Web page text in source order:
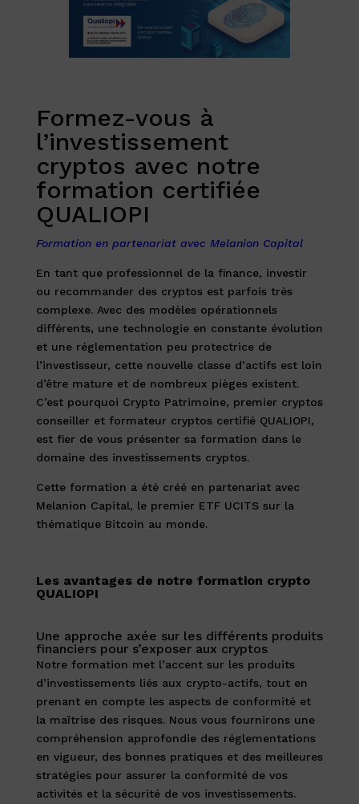
Formez-vous à
l’investissement
cryptos avec notre
formation certifiée
QUALIOPI
Formation en partenariat avec Melanion Capital
En tant que professionnel de la finance, investir
ou recommander des cryptos est parfois très
complexe. Avec des modèles opérationnels
différents, une technologie en constante évolution
et une réglementation peu protectrice de
l’investisseur, cette nouvelle classe d’actifs est loin
d’être mature et de nombreux pièges existent.
C’est pourquoi Crypto Patrimoine, premier cryptos
conseiller et formateur cryptos certifié QUALIOPI,
est fier de vous présenter sa formation dans le
domaine des investissements cryptos.
Cette formation a été créé en partenariat avec
Melanion Capital, le premier ETF UCITS sur la
thématique Bitcoin au monde.
Les avantages de notre formation crypto
QUALIOPI
Une approche axée sur les différents produits
financiers pour s’exposer aux cryptos
Notre formation met l’accent sur les produits
d’investissements liés aux crypto-actifs, tout en
prenant en compte les aspects de conformité et
la maîtrise des risques. Nous vous fournirons une
compréhension approfondie des réglementations
en vigueur, des bonnes pratiques et des meilleures
stratégies pour assurer la conformité de vos
activités et la sécurité de vos investissements.